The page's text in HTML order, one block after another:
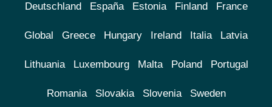
Deutschland España Estonia Finland France
Global Greece Hungary Ireland Italia Latvia
Lithuania Luxembourg Malta Poland Portugal
Romania Slovakia Slovenia Sweden